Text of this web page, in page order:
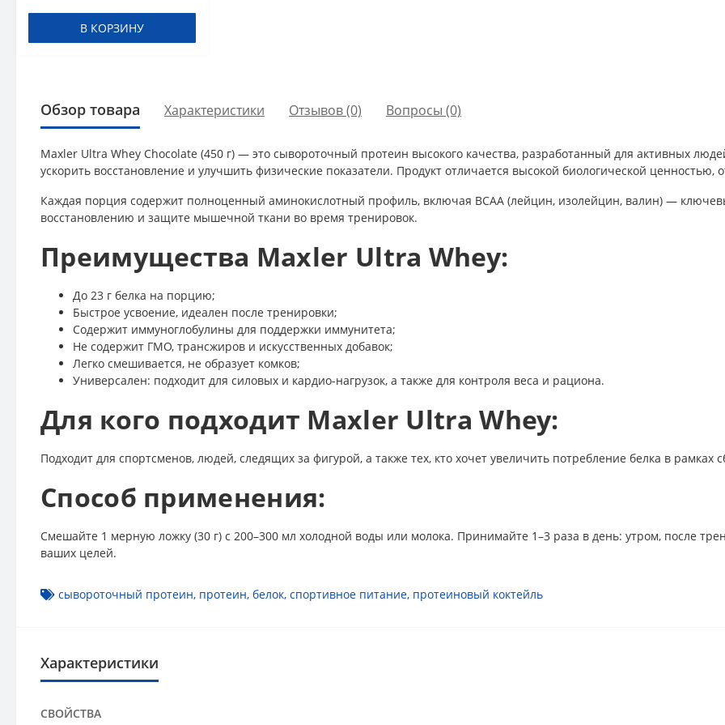
В КОРЗИНУ
Обзор товара Характеристики Отзывов (0) Вопросы (0)
Maxler Ultra Whey Chocolate (450 г) — это сывороточный протеин высокого качества, разработанный для активных
ускорить восстановление и улучшить физические показатели. Продукт отличается высокой биологической
Каждая порция содержит полноценный аминокислотный профиль, включая BCAA (лейцин, изолейцин, валин) —
восстановлению и защите мышечной ткани во время тренировок.
Преимущества Maxler Ultra Whey:
До 23 г белка на порцию;
Быстрое усвоение, идеален после тренировки;
Содержит иммуноглобулины для поддержки иммунитета;
Не содержит ГМО, трансжиров и искусственных добавок;
Легко смешивается, не образует комков;
Универсален: подходит для силовых и кардио-нагрузок, а также для контроля веса и рациона.
Для кого подходит Maxler Ultra Whey:
Подходит для спортсменов, людей, следящих за фигурой, а также тех, кто хочет увеличить потребление белка в рамках
Способ применения:
Смешайте 1 мерную ложку (30 г) с 200–300 мл холодной воды или молока. Принимайте 1–3 раза в день: утром, после
ваших целей.
сывороточный протеин, протеин, белок, спортивное питание, протеиновый коктейль
Характеристики
СВОЙСТВА